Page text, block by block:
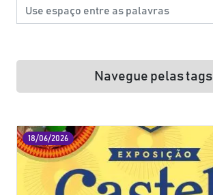
Navegue pelas tags
18/06/2026